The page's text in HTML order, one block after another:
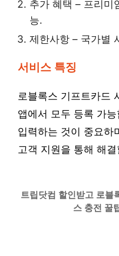
추가 혜택 – 프리미
능.
제한사항 – 국가별
서비스 특징
로블록스 기프트카드
앱에서 모두 등록 가
입력하는 것이 중요하
고객 지원을 통해 해
트립닷컴 할인받고 로블
스 충전 꿀